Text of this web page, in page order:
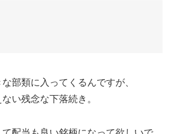
部類に入ってくるんですが、
い残念な下落続き。